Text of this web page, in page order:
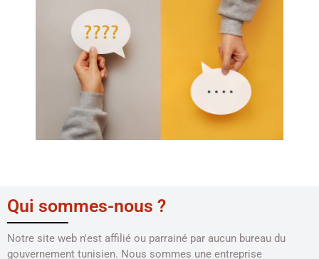
Qui sommes-nous ?
Notre site web n'est affilié ou parrainé par aucun bureau du
gouvernement tunisien. Nous sommes une entreprise